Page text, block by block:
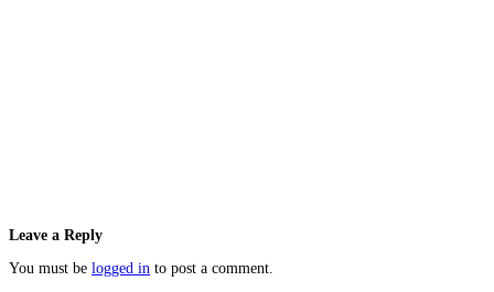
Leave a Reply
You must be logged in to post a comment.